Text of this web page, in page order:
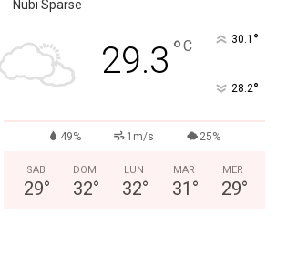
Nubi Sparse
29.3 °C 30.1 °
28.2°
49% 1m/s 25%
SAB
29°
DOM
32°
LUN
32°
MAR
31 °
MER
29°